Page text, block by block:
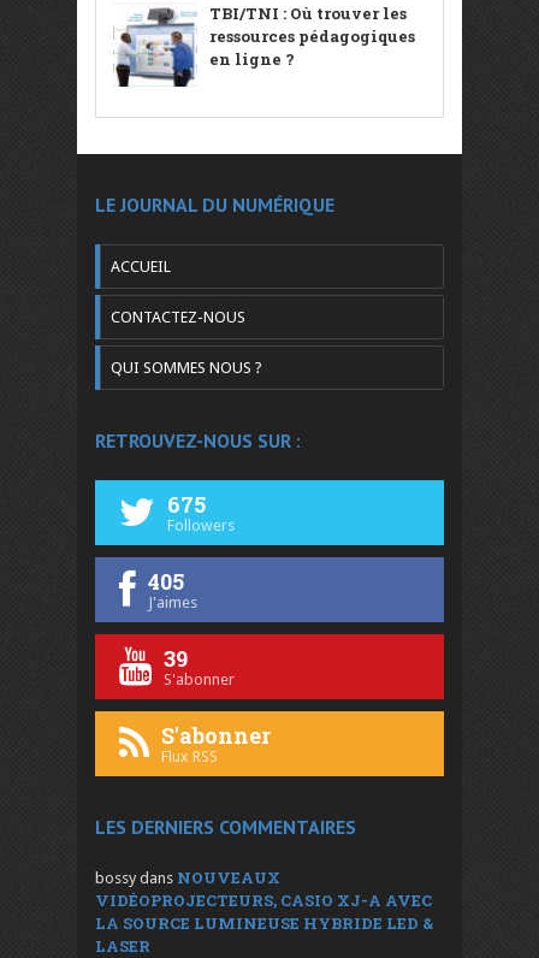
TBI/TNI : Où trouver les
ressources pédagogiques
en ligne ?
LE JOURNAL DU NUMÉRIQUE
ACCUEIL
CONTACTEZ-NOUS
QUI SOMMES NOUS ?
RETROUVEZ-NOUS SUR :
675
Followers
405
J'aimes
39
S'abonner
S'abonner
Flux RSS
LES DERNIERS COMMENTAIRES
bossy dans NOUVEAUX
VIDÉOPROJECTEURS, CASIO XJ-A AVEC
LA SOURCE LUMINEUSE HYBRIDE LED &
LASER